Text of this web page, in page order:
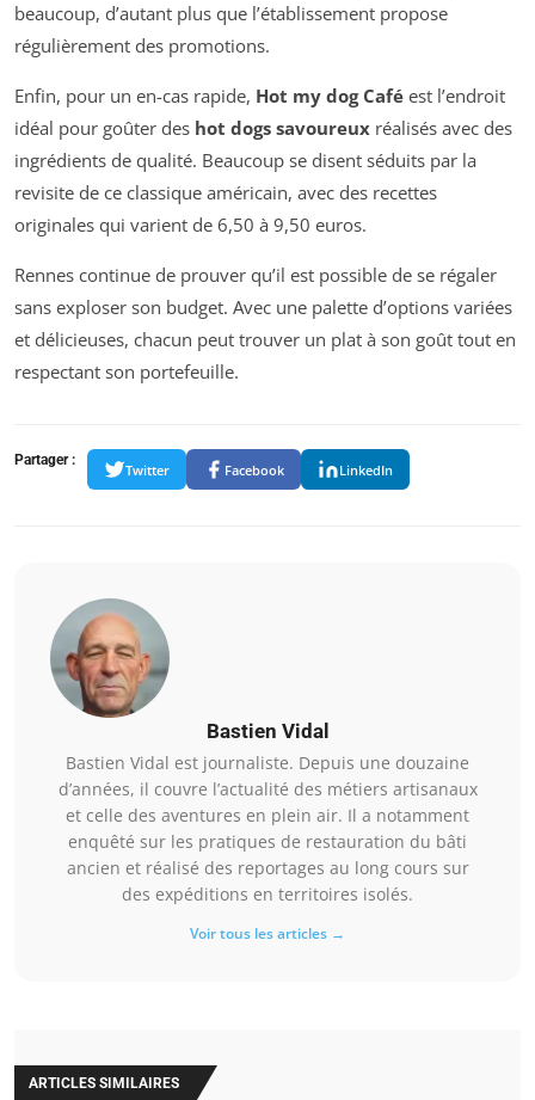
beaucoup, d’autant plus que l’établissement propose
régulièrement des promotions.
Enfin, pour un en-cas rapide, Hot my dog Café est l’endroit
idéal pour goûter des hot dogs savoureux réalisés avec des
ingrédients de qualité. Beaucoup se disent séduits par la
revisite de ce classique américain, avec des recettes
originales qui varient de 6,50 à 9,50 euros.
Rennes continue de prouver qu’il est possible de se régaler
sans exploser son budget. Avec une palette d’options variées
et délicieuses, chacun peut trouver un plat à son goût tout en
respectant son portefeuille.
Partager :
Twitter Facebook LinkedIn
Bastien Vidal
Bastien Vidal est journaliste. Depuis une douzaine
d’années, il couvre l’actualité des métiers artisanaux
et celle des aventures en plein air. Il a notamment
enquêté sur les pratiques de restauration du bâti
ancien et réalisé des reportages au long cours sur
des expéditions en territoires isolés.
Voir tous les articles →
ARTICLES SIMILAIRES